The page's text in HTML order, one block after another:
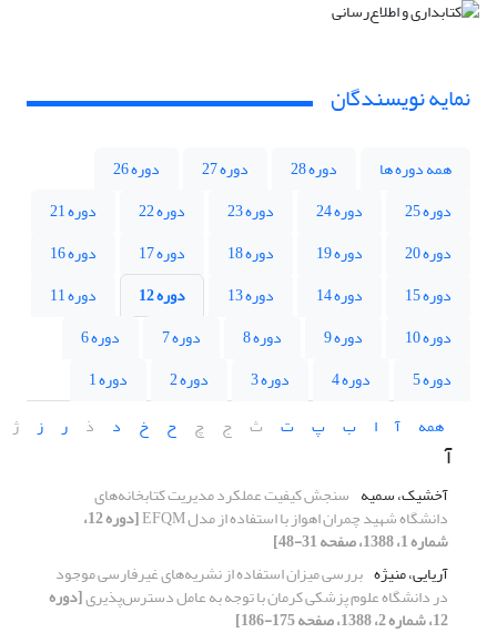
نمایه نویسندگان
همه دوره ها دوره 28 دوره 27
دوره 26
دوره 25
دوره 24 دوره 23 دوره 22
دوره 21
دوره 20
دوره 19 دوره 18 دوره 17
دوره 16
دوره 15
دوره 14 دوره 13 دوره 12
دوره 11
دوره 10
دوره 9 دوره 8 دوره 7
دوره 6
دوره 5
دوره 4 دوره 3 دوره 2
دوره 1
همه
آ ا ب پ ت ث ج چ ح خ د ذ ر ز ژ
آ
آخشیک، سمیه سنجش کیفیت عملکرد مدیریت کتابخانه‌های
دانشگاه شهید چمران اهواز با استفاده از مدل EFQM [دوره 12،
شماره 1، 1388، صفحه 31-48]
آریایی، منیژه بررسی میزان استفاده از نشریه‌های غیرفارسی موجود
در دانشگاه علوم پزشکی کرمان با توجه به عامل دسترس‌پذیری[دوره
12، شماره 2، 1388، صفحه 175-186]